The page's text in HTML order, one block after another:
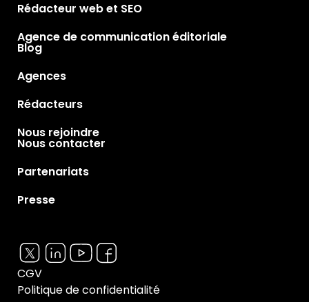
Rédacteur web et SEO
Agence de communication éditoriale
Blog
Agences
Rédacteurs
Nous rejoindre
Nous contacter
Partenariats
Presse
Politique de confidentialité
CGV